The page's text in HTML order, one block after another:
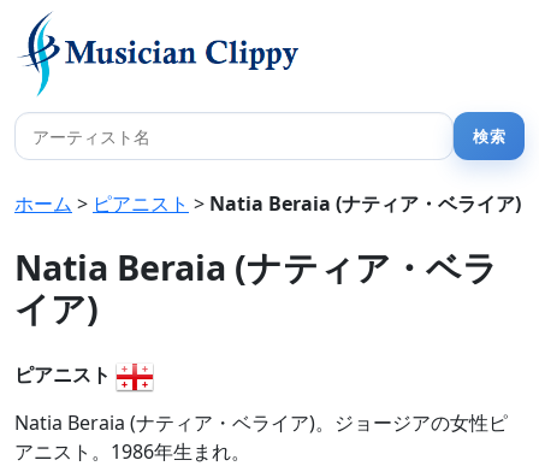
ホーム > ピアニスト > Natia Beraia (ナティア・ベライア)
Natia Beraia (ナティア・ベラ
イア)
ピアニスト
Natia Beraia (ナティア・ベライア)。ジョージアの女性ピ
アニスト。1986年生まれ。